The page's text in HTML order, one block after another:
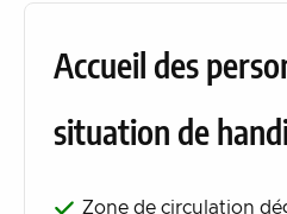
Accueil des
situation de
Zone de circulation